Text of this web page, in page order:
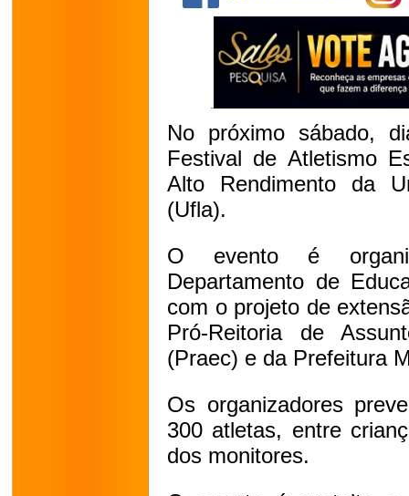
No próximo sábado,
Festival de Atletismo
Alto Rendimento da
(Ufla).
O evento é
Departamento de
com o projeto de
Pró-Reitoria de
(Praec) e da Prefeitura
Os organizadores
300 atletas, entre
dos monitores.